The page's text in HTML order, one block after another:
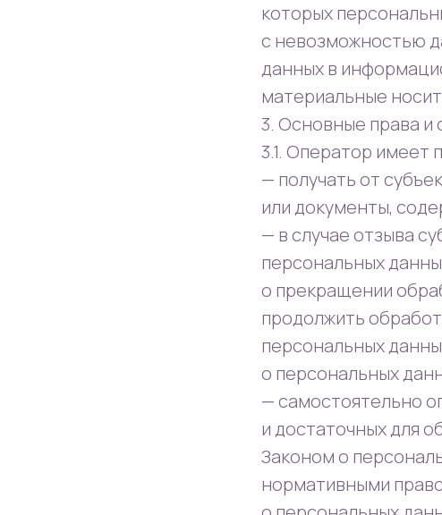
которых
с невозможностью
данных в
материальные
3. Основные права и
3.1. Оператор имеет
— получать от
или документы,
— в случае отзыва
персональных
о прекращении
продолжить
персональных
о персональных
— самостоятельно
и достаточных для
Законом о
нормативными